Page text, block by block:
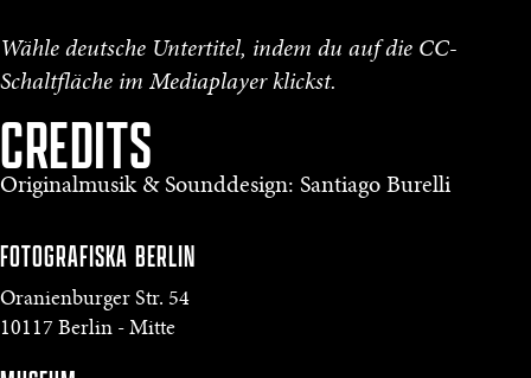
Wähle deutsche Untertitel, indem du auf die CC-
Schaltfläche im Mediaplayer klickst.
CREDITS
Originalmusik & Sounddesign: Santiago Burelli
FOTOGRAFISKA BERLIN
Oranienburger Str. 54
10117 Berlin - Mitte